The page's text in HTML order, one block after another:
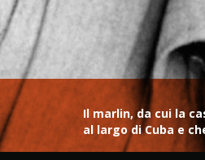
Il marlin, da cui la
al largo di Cuba e